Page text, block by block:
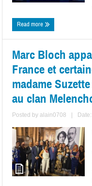
Read more
Marc Bloch
France et
madame
au clan
Posted byalain0708